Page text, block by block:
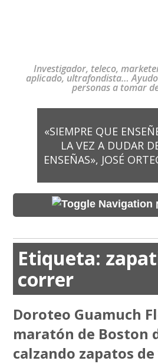
Investigador, teleco,
aplicado, ultrafondista…
personas a tomar
«SIEMPRE QUE
LA VEZ A DUDAR
ENSEÑAS», JOSÉ
Etiqueta:
correr
Doroteo Guamuch
maratón de Boston
calzando zapatos